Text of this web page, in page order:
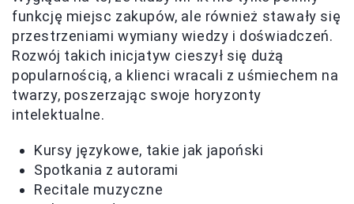
funkcję miejsc zakupów, ale również stawały się
przestrzeniami wymiany wiedzy i doświadczeń.
Rozwój takich inicjatyw cieszył się dużą
popularnością, a klienci wracali z uśmiechem na
twarzy, poszerzając swoje horyzonty
intelektualne.
Kursy językowe, takie jak japoński
Spotkania z autorami
Recitale muzyczne